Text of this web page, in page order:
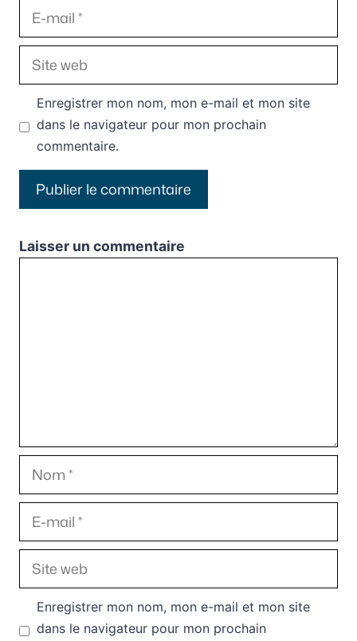
E-
mail
Site
web
Enregistrer mon nom, mon e-mail et mon site
dans le navigateur pour mon prochain
commentaire.
Laisser un commentaire
Nom
E-
mail
Site
web
Enregistrer mon nom, mon e-mail et mon site
dans le navigateur pour mon prochain